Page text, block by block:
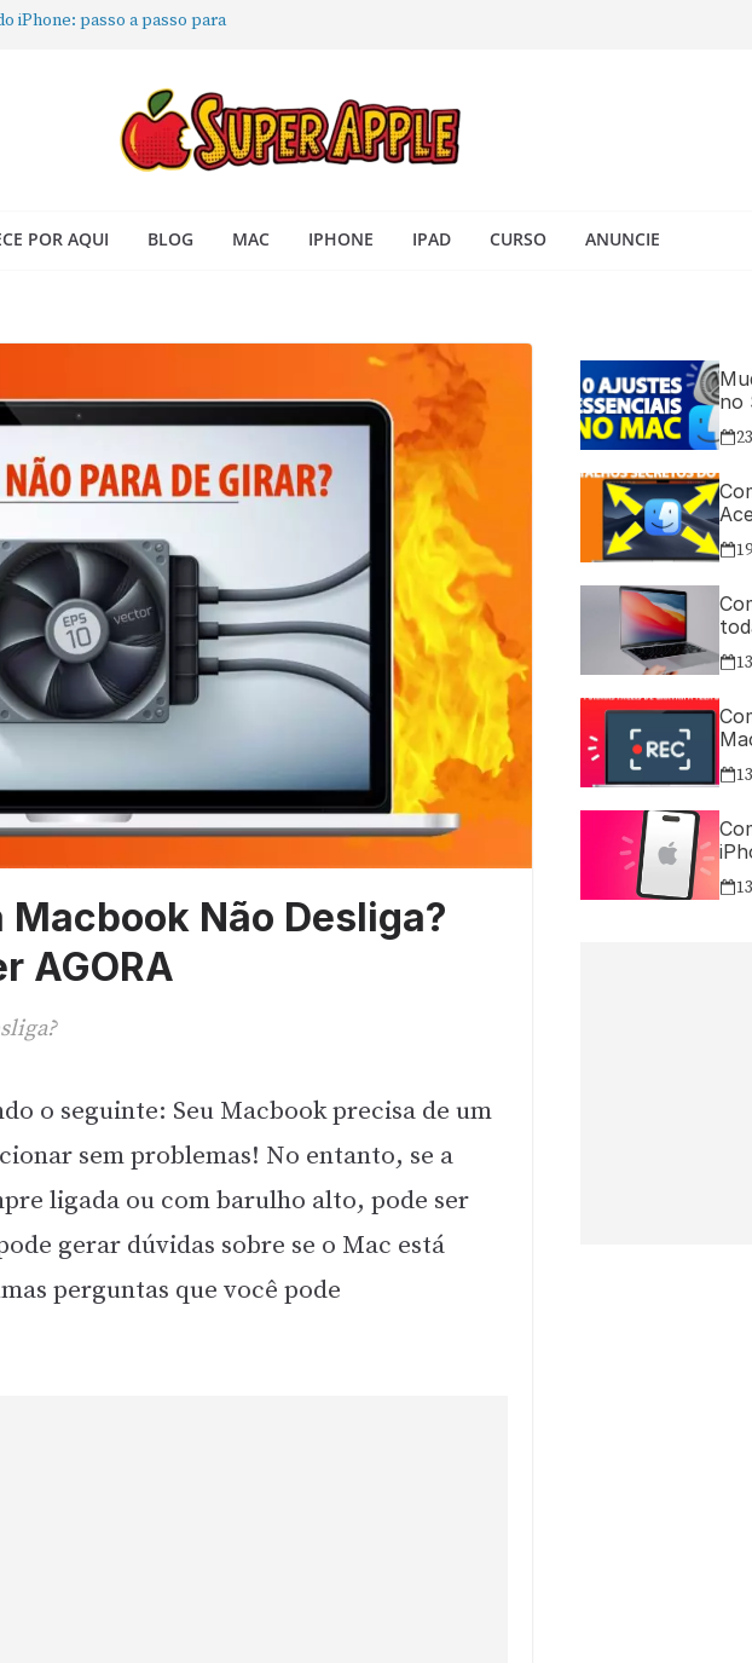
iPhone: passo a passo para
Acesso Rápido no Mac
todas as janelas ou aplicativos
passo a passo simples
POR AQUI BLOG MAC IPHONE IPAD CURSO ANUNCIE
Não Desliga?
AGORA
o seguinte: Seu Macbook precisa de um
sem problemas! No entanto, se a
ligada ou com barulho alto, pode ser
gerar dúvidas sobre se o Mac está
perguntas que você pode
no